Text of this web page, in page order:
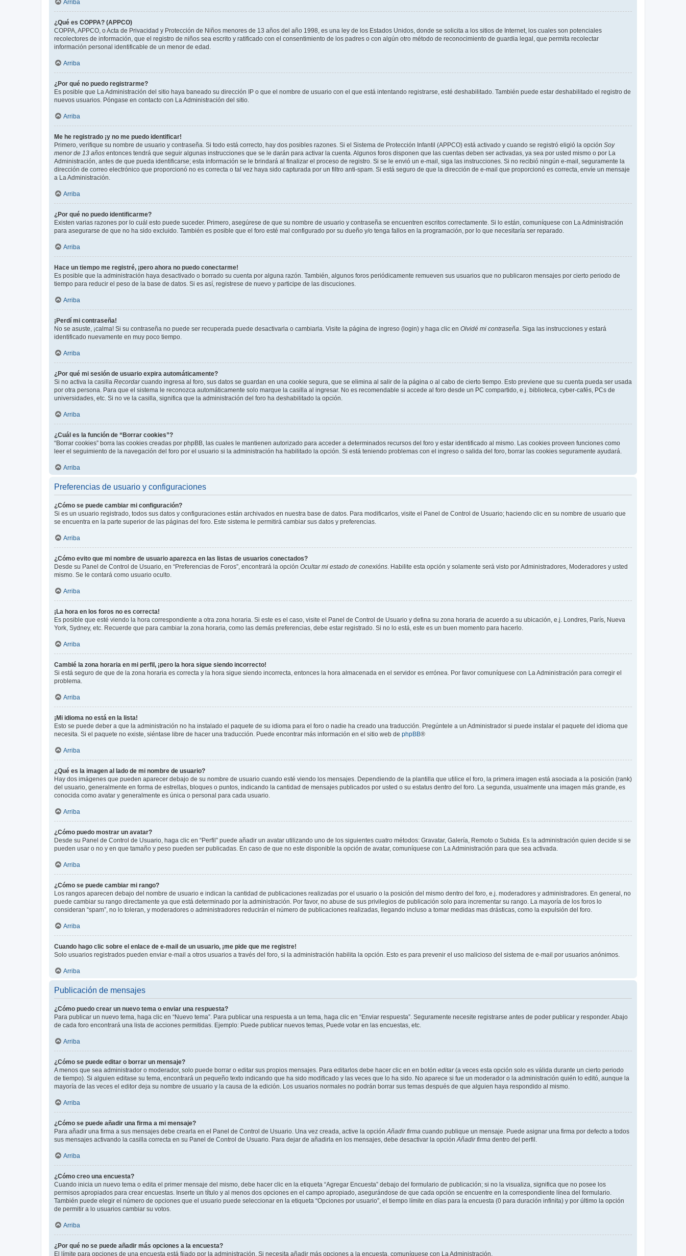
Arriba
¿Qué es COPPA? (APPCO)
COPPA, APPCO, o Acta de Privacidad y Protección de Niños menores de 13 años del año 1998, es una ley de los Estados Unidos, donde se solicita a los sitios de Internet, los cuales son potenciales
recolectores de información, que el registro de niños sea escrito y ratificado con el consentimiento de los padres o con algún otro método de reconocimiento de guardia legal, que permita recolectar
información personal identificable de un menor de edad.
Arriba
¿Por qué no puedo registrarme?
Es posible que La Administración del sitio haya baneado su dirección IP o que el nombre de usuario con el que está intentando registrarse, esté deshabilitado. También puede estar deshabilitado el registro de
nuevos usuarios. Póngase en contacto con La Administración del sitio.
Arriba
Me he registrado ¡y no me puedo identificar!
Primero, verifique su nombre de usuario y contraseña. Si todo está correcto, hay dos posibles razones. Si el Sistema de Protección Infantil (APPCO) está activado y cuando se registró eligió la opción Soy
menor de 13 años entonces tendrá que seguir algunas instrucciones que se le darán para activar la cuenta. Algunos foros disponen que las cuentas deben ser activadas, ya sea por usted mismo o por La
Administración, antes de que pueda identificarse; esta información se le brindará al finalizar el proceso de registro. Si se le envió un e-mail, siga las instrucciones. Si no recibió ningún e-mail, seguramente la
dirección de correo electrónico que proporcionó no es correcta o tal vez haya sido capturada por un filtro anti-spam. Si está seguro de que la dirección de e-mail que proporcionó es correcta, envíe un mensaje
a La Administración.
Arriba
¿Por qué no puedo identificarme?
Existen varias razones por lo cuál esto puede suceder. Primero, asegúrese de que su nombre de usuario y contraseña se encuentren escritos correctamente. Si lo están, comuníquese con La Administración
para asegurarse de que no ha sido excluido. También es posible que el foro esté mal configurado por su dueño y/o tenga fallos en la programación, por lo que necesitaría ser reparado.
Arriba
Hace un tiempo me registré, ¡pero ahora no puedo conectarme!
Es posible que la administración haya desactivado o borrado su cuenta por alguna razón. También, algunos foros periódicamente remueven sus usuarios que no publicaron mensajes por cierto periodo de
tiempo para reducir el peso de la base de datos. Si es así, registrese de nuevo y participe de las discuciones.
Arriba
¡Perdí mi contraseña!
No se asuste, ¡calma! Si su contraseña no puede ser recuperada puede desactivarla o cambiarla. Visite la página de ingreso (login) y haga clic en Olvidé mi contraseña . Siga las instrucciones y estará
identificado nuevamente en muy poco tiempo.
Arriba
¿Por qué mi sesión de usuario expira automáticamente?
Si no activa la casilla Recordarcuando ingresa al foro, sus datos se guardan en una cookie segura, que se elimina al salir de la página o al cabo de cierto tiempo. Esto previene que su cuenta pueda ser usada
por otra persona. Para que el sistema le reconozca automáticamente solo marque la casilla al ingresar. No es recomendable si accede al foro desde un PC compartido, e.j. biblioteca, cyber-cafés, PCs de
universidades, etc. Si no ve la casilla, significa que la administración del foro ha deshabilitado la opción.
Arriba
¿Cuál es la función de “Borrar cookies”?
“Borrar cookies” borra las cookies creadas por phpBB, las cuales le mantienen autorizado para acceder a determinados recursos del foro y estar identificado al mismo. Las cookies proveen funciones como
leer el seguimiento de la navegación del foro por el usuario si la administración ha habilitado la opción. Si está teniendo problemas con el ingreso o salida del foro, borrar las cookies seguramente ayudará.
Arriba
Preferencias de usuario y configuraciones
¿Cómo se puede cambiar mi configuración?
Si es un usuario registrado, todos sus datos y configuraciones están archivados en nuestra base de datos. Para modificarlos, visite el Panel de Control de Usuario; haciendo clic en su nombre de usuario que
se encuentra en la parte superior de las páginas del foro. Este sistema le permitirá cambiar sus datos y preferencias.
Arriba
¿Cómo evito que mi nombre de usuario aparezca en las listas de usuarios conectados?
Desde su Panel de Control de Usuario, en “Preferencias de Foros”, encontrará la opción Ocultar mi estado de conexións . Habilite esta opción y solamente será visto por Administradores, Moderadores y usted
mismo. Se le contará como usuario oculto.
Arriba
¡La hora en los foros no es correcta!
Es posible que esté viendo la hora correspondiente a otra zona horaria. Si este es el caso, visite el Panel de Control de Usuario y defina su zona horaria de acuerdo a su ubicación, e.j. Londres, París, Nueva
York, Sydney, etc. Recuerde que para cambiar la zona horaria, como las demás preferencias, debe estar registrado. Si no lo está, este es un buen momento para hacerlo.
Arriba
Cambié la zona horaria en mi perfil, ¡pero la hora sigue siendo incorrecto!
Si está seguro de que de la zona horaria es correcta y la hora sigue siendo incorrecta, entonces la hora almacenada en el servidor es errónea. Por favor comuníquese con La Administración para corregir el
problema.
Arriba
¡Mi idioma no está en la lista!
Esto se puede deber a que la administración no ha instalado el paquete de su idioma para el foro o nadie ha creado una traducción. Pregúntele a un Administrador si puede instalar el paquete del idioma que
necesita. Si el paquete no existe, siéntase libre de hacer una traducción. Puede encontrar más información en el sitio web de phpBB®
Arriba
¿Qué es la imagen al lado de mi nombre de usuario?
Hay dos imágenes que pueden aparecer debajo de su nombre de usuario cuando esté viendo los mensajes. Dependiendo de la plantilla que utilice el foro, la primera imagen está asociada a la posición (rank)
del usuario, generalmente en forma de estrellas, bloques o puntos, indicando la cantidad de mensajes publicados por usted o su estatus dentro del foro. La segunda, usualmente una imagen más grande, es
conocida como avatar y generalmente es única o personal para cada usuario.
Arriba
¿Cómo puedo mostrar un avatar?
Desde su Panel de Control de Usuario, haga clic en “Perfil” puede añadir un avatar utilizando uno de los siguientes cuatro métodos: Gravatar, Galería, Remoto o Subida. Es la administración quien decide si se
pueden usar o no y en que tamaño y peso pueden ser publicadas. En caso de que no este disponible la opción de avatar, comuníquese con La Administración para que sea activada.
Arriba
¿Cómo se puede cambiar mi rango?
Los rangos aparecen debajo del nombre de usuario e indican la cantidad de publicaciones realizadas por el usuario o la posición del mismo dentro del foro, e.j. moderadores y administradores. En general, no
puede cambiar su rango directamente ya que está determinado por la administración. Por favor, no abuse de sus privilegios de publicación solo para incrementar su rango. La mayoría de los foros lo
consideran “spam”, no lo toleran, y moderadores o administradores reducirán el número de publicaciones realizadas, llegando incluso a tomar medidas mas drásticas, como la expulsión del foro.
Arriba
Cuando hago clic sobre el enlace de e-mail de un usuario, ¡me pide que me registre!
Solo usuarios registrados pueden enviar e-mail a otros usuarios a través del foro, si la administración habilita la opción. Esto es para prevenir el uso malicioso del sistema de e-mail por usuarios anónimos.
Arriba
Publicación de mensajes
¿Cómo puedo crear un nuevo tema o enviar una respuesta?
Para publicar un nuevo tema, haga clic en “Nuevo tema”. Para publicar una respuesta a un tema, haga clic en “Enviar respuesta”. Seguramente necesite registrarse antes de poder publicar y responder. Abajo
de cada foro encontrará una lista de acciones permitidas. Ejemplo: Puede publicar nuevos temas, Puede votar en las encuestas, etc.
Arriba
¿Cómo se puede editar o borrar un mensaje?
A menos que sea administrador o moderador, solo puede borrar o editar sus propios mensajes. Para editarlos debe hacer clic en en botón editar(a veces esta opción solo es válida durante un cierto periodo
de tiempo). Si alguien editase su tema, encontrará un pequeño texto indicando que ha sido modificado y las veces que lo ha sido. No aparece si fue un moderador o la administración quién lo editó, aunque la
mayoría de las veces el editor deja su nombre de usuario y la causa de la edición. Los usuarios normales no podrán borrar sus temas después de que alguien haya respondido al mismo.
Arriba
¿Cómo se puede añadir una firma a mi mensaje?
Para añadir una firma a sus mensajes debe crearla en el Panel de Control de Usuario. Una vez creada, active la opción Añadir firma cuando publique un mensaje. Puede asignar una firma por defecto a todos
sus mensajes activando la casilla correcta en su Panel de Control de Usuario. Para dejar de añadirla en los mensajes, debe desactivar la opción Añadir firma dentro del perfil.
Arriba
¿Cómo creo una encuesta?
Cuando inicia un nuevo tema o edita el primer mensaje del mismo, debe hacer clic en la etiqueta “Agregar Encuesta” debajo del formulario de publicación; si no la visualiza, significa que no posee los
permisos apropiados para crear encuestas. Inserte un título y al menos dos opciones en el campo apropiado, asegurándose de que cada opción se encuentre en la correspondiente línea del formulario.
También puede elegir el número de opciones que el usuario puede seleccionar en la etiqueta “Opciones por usuario”, el tiempo límite en días para la encuesta (0 para duración infinita) y por último la opción
de permitir a lo usuarios cambiar su votos.
Arriba
¿Por qué no se puede añadir más opciones a la encuesta?
El límite para opciones de una encuesta está fijado por la administración. Si necesita añadir más opciones a la encuesta, comuníquese con La Administración.